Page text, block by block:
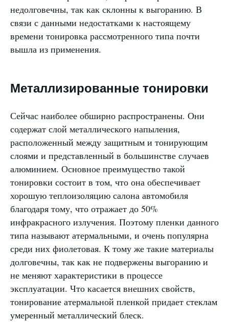
недолговечны, так как склонны к выгоранию. В
связи с данными недостатками к настоящему
времени тонировка рассмотренного типа почти
вышла из применения.
Металлизированные тонировки
Сейчас наиболее обширно распространены. Они
содержат слой металлического напыления,
расположенный между защитным и тонирующим
слоями и представленный в большинстве случаев
алюминием. Основное преимущество такой
тонировки состоит в том, что она обеспечивает
хорошую теплоизоляцию салона автомобиля
благодаря тому, что отражает до 50%
инфракрасного излучения. Поэтому пленки данного
типа называют атермальными, и очень популярна
среди них фиолетовая. К тому же такие материалы
долговечны, так как не подвержены выгоранию и
не меняют характеристики в процессе
эксплуатации. Что касается внешних свойств,
тонирование атермальной пленкой придает стеклам
умеренный металлический блеск.